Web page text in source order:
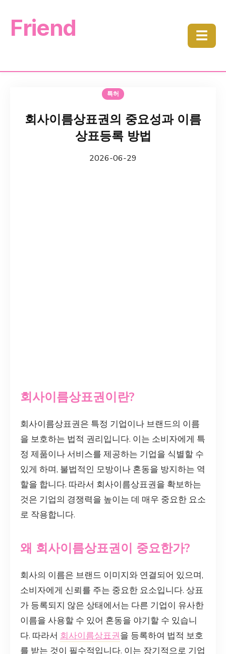
Friend ☰
특허
회사이름상표권의 중요성과 이름
상표등록 방법
2026-06-29
회사이름상표권이란?
회사이름상표권은 특정 기업이나 브랜드의 이름
을 보호하는 법적 권리입니다. 이는 소비자에게 특
정 제품이나 서비스를 제공하는 기업을 식별할 수
있게 하며, 불법적인 모방이나 혼동을 방지하는 역
할을 합니다. 따라서 회사이름상표권을 확보하는
것은 기업의 경쟁력을 높이는 데 매우 중요한 요소
로 작용합니다.
왜 회사이름상표권이 중요한가?
회사의 이름은 브랜드 이미지와 연결되어 있으며,
소비자에게 신뢰를 주는 중요한 요소입니다. 상표
가 등록되지 않은 상태에서는 다른 기업이 유사한
이름을 사용할 수 있어 혼동을 야기할 수 있습니
다. 따라서 회사이름상표권을 등록하여 법적 보호
를 받는 것이 필수적입니다. 이는 장기적으로 기업